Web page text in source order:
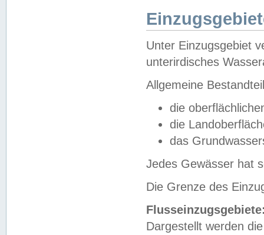
Unter Einzugsgebiet
unterirdisches
Allgemeine
die
die
das
Jedes Gewässer hat
Die Grenze des
Dargestellt werden